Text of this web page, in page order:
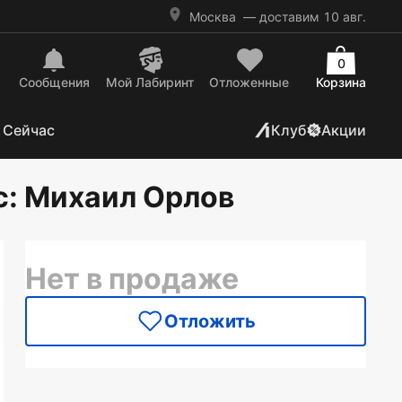
Москва — доставим 10 авг.
Сообщения Mой Лабиринт Отложенные Корзина
0
Клуб Акции
: Михаил Орлов
Нет в продаже
Отложить